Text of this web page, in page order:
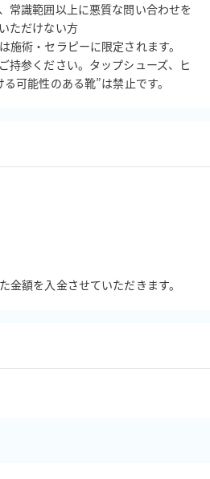
常識範囲以上に悪質な問い合わせを
ただけない方
施術・セラピーに限定されます。
持参ください。タップシューズ、ヒ
可能性のある靴”は禁止です。
額を入金させていただきます。